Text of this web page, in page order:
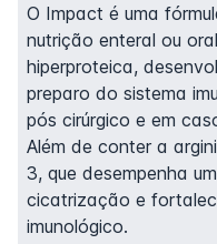
O Impact é uma
nutrição enteral ou
hiperproteica,
preparo do sistema
pós cirúrgico e em
Além de conter a
3, que desempenha
cicatrização e
imunológico.